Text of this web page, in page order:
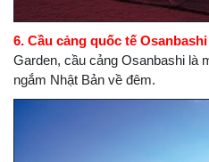
6. Cầu cảng quốc tế
Garden, cầu cảng Osanbashi là
ngắm Nhật Bản về đêm.